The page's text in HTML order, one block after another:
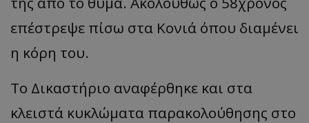
επέστρεψε πίσω στα Κονιά όπου διαμένει
η κόρη του.
Το Δικαστήριο αναφέρθηκε και στα
κλειστά κυκλώματα παρακολούθησης στο